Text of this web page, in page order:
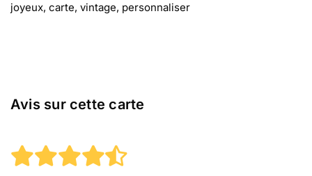
joyeux, carte, vintage, personnaliser
Avis sur cette carte